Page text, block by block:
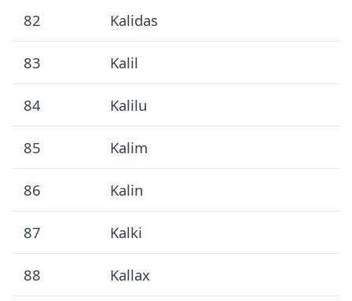
82 Kalidas
83 Kalil
84 Kalilu
85 Kalim
86 Kalin
87 Kalki
88 Kallax